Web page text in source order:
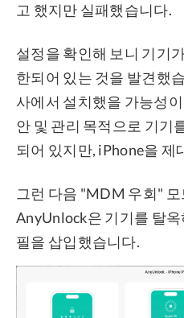
고 했지만 실패했습니다.
설정을 확인해 보니 기기
한되어 있는 것을 발견했
사에서 설치했을 가능성
안 및 관리 목적으로 기기
되어 있지만, iPhone을 제
그런 다음 "MDM 우회"
AnyUnlock은 기기를 탈
필을 삽입했습니다.